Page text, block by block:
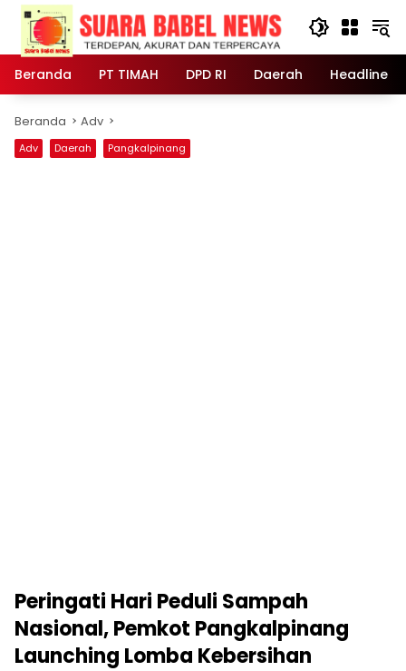
Langsung
konten
Beranda
PT TIMAH DPD RI Daerah Headline
Beranda Adv
Adv Daerah Pangkalpinang
Peringati Hari Peduli Sampah
Nasional, Pemkot Pangkalpinang
Launching Lomba Kebersihan